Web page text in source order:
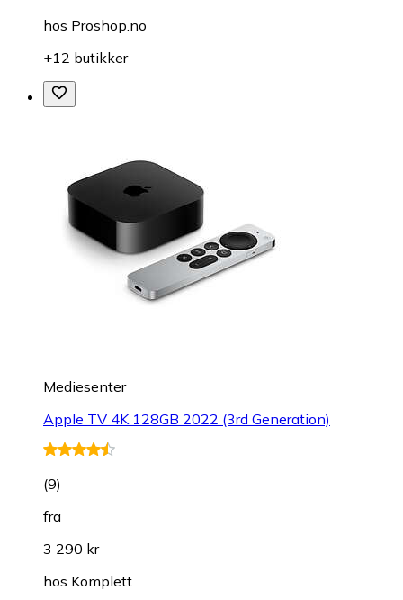
hos Proshop.no
+12 butikker
Mediesenter
Apple TV 4K 128GB 2022 (3rd Generation)
(9)
fra
3 290 kr
hos Komplett